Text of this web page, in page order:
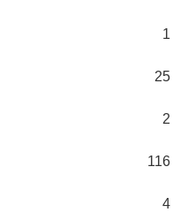
1
25
2
116
4